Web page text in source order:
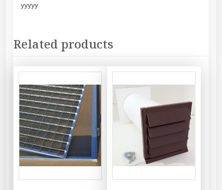
yyyyy
Related products